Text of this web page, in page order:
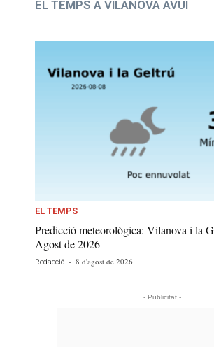
EL TEMPS A VILANOVA AVUI
EL TEMPS
Predicció meteorològica: Vilanova i la
Agost de 2026
Redacció - 8 d'agost de 2026
- Publicitat -